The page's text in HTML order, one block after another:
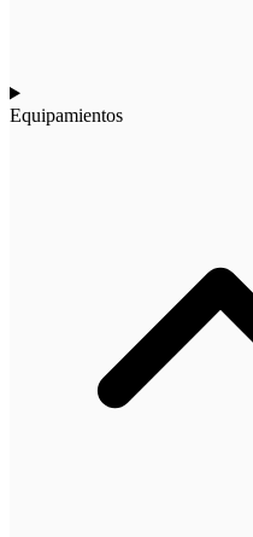
Equipamientos